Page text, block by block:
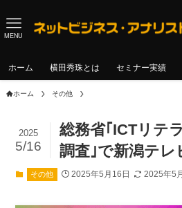
MENU
ホーム 横田秀珠とは セミナー実績
ホーム その他
総務省｢ICTリテ
調査｣で新潟テレ
2025
5/16
その他 2025年5月16日 2025年5